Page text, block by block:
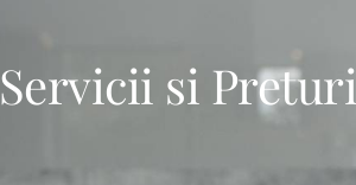
Servicii si Preturi